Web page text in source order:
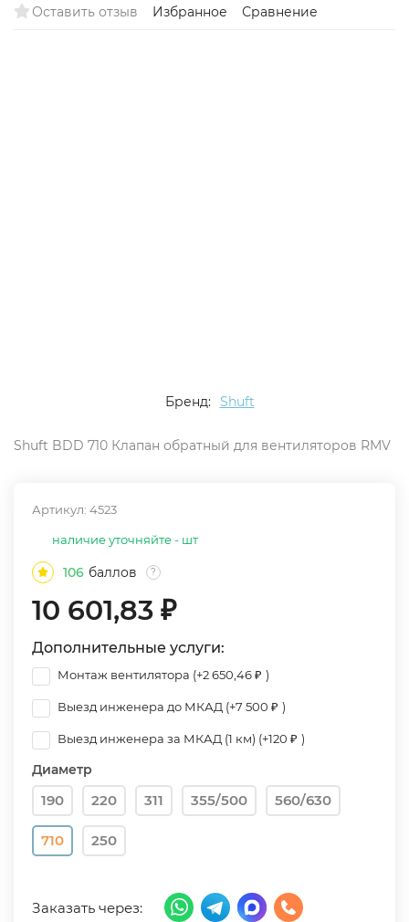
Оставить отзыв Избранное Сравнение
Бренд: Shuft
Shuft BDD 710 Клапан обратный для вентиляторов RMV
Артикул: 4523
наличие уточняйте - шт
106 баллов ?
10 601,83 ₽
Дополнительные услуги:
Монтаж вентилятора (+2 650,46₽ )
Выезд инженера до МКАД (+7 500 ₽ )
Выезд инженера за МКАД (1 км) (+120 ₽ )
Диаметр
190 220 311 355/500 560/630
710 250
Заказать через: